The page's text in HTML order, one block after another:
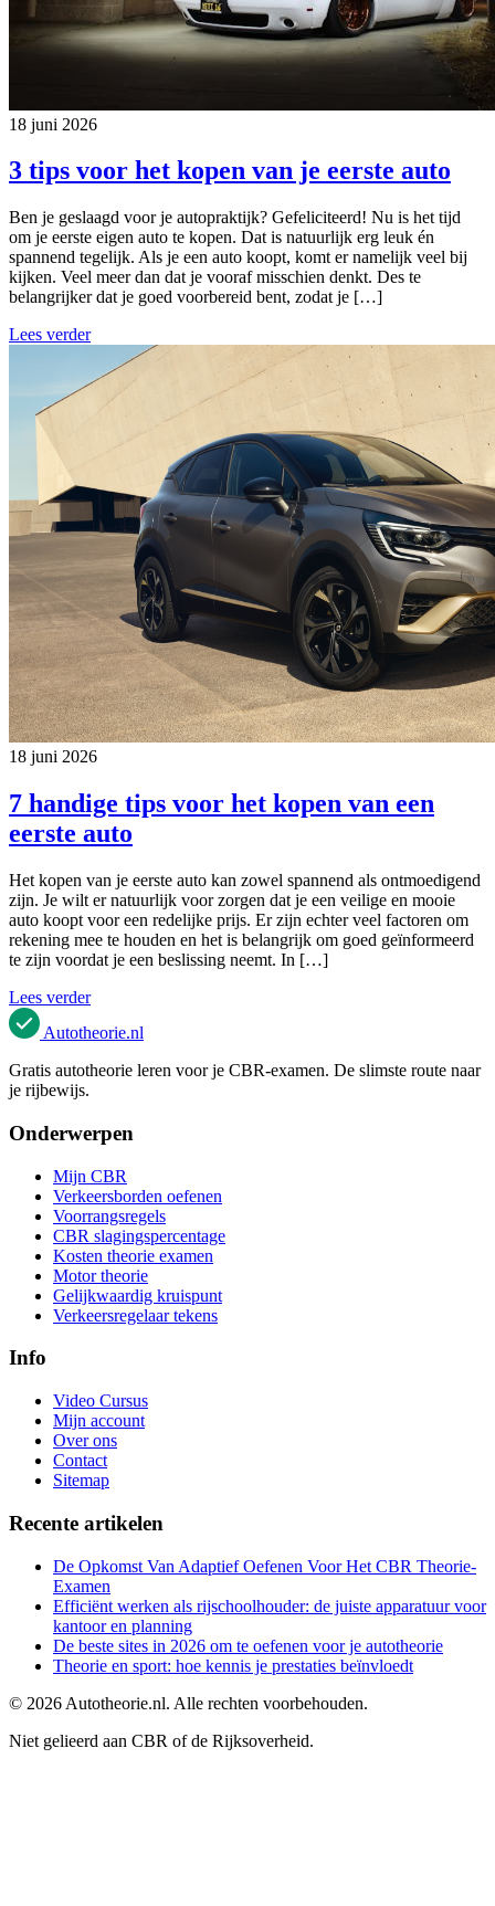
18 juni 2026
3 tips voor het kopen van je eerste auto
Ben je geslaagd voor je autopraktijk? Gefeliciteerd! Nu is het tijd
om je eerste eigen auto te kopen. Dat is natuurlijk erg leuk én
spannend tegelijk. Als je een auto koopt, komt er namelijk veel bij
kijken. Veel meer dan dat je vooraf misschien denkt. Des te
belangrijker dat je goed voorbereid bent, zodat je […]
Lees verder
18 juni 2026
7 handige tips voor het kopen van een
eerste auto
Het kopen van je eerste auto kan zowel spannend als ontmoedigend
zijn. Je wilt er natuurlijk voor zorgen dat je een veilige en mooie
auto koopt voor een redelijke prijs. Er zijn echter veel factoren om
rekening mee te houden en het is belangrijk om goed geïnformeerd
te zijn voordat je een beslissing neemt. In […]
Lees verder
Autotheorie.nl
Gratis autotheorie leren voor je CBR-examen. De slimste route naar
je rijbewijs.
Onderwerpen
Mijn CBR
Verkeersborden oefenen
Voorrangsregels
CBR slagingspercentage
Kosten theorie examen
Motor theorie
Gelijkwaardig kruispunt
Verkeersregelaar tekens
Info
Video Cursus
Mijn account
Over ons
Contact
Sitemap
Recente artikelen
De Opkomst Van Adaptief Oefenen Voor Het CBR Theorie-
Examen
Efficiënt werken als rijschoolhouder: de juiste apparatuur voor
kantoor en planning
De beste sites in 2026 om te oefenen voor je autotheorie
Theorie en sport: hoe kennis je prestaties beïnvloedt
© 2026 Autotheorie.nl. Alle rechten voorbehouden.
Niet gelieerd aan CBR of de Rijksoverheid.